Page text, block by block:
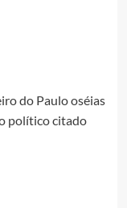
do Paulo oséias
político citado